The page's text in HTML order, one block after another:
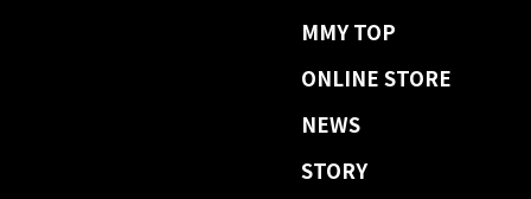
MMY TOP
ONLINE STORE
NEWS
STORY